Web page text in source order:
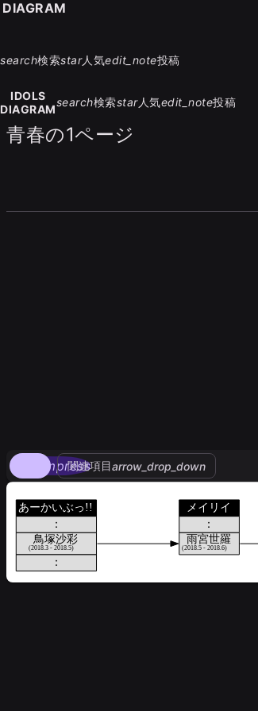
search検索star人気edit_note投稿
IDOLS
DIAGRAM
search検索star人気edit_note投稿
青春の1ページ
compress
関連項目arrow_drop_down